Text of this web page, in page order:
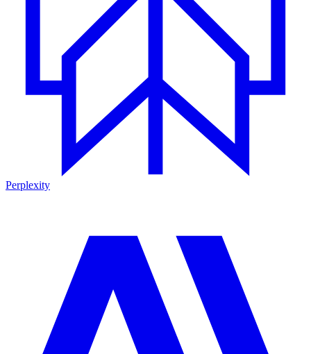
Perplexity